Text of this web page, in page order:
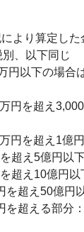
より算定し
、以下同じ
円以下の場合
円を超え
円を超え1億
超え5億円以
超え10億円
を超え50億円
を超える部分